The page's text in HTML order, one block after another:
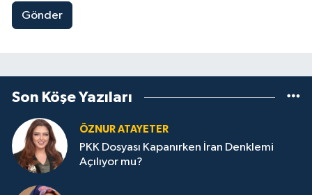
Gönder
Son Köşe Yazıları
ÖZNUR ATAYETER
PKK Dosyası Kapanırken İran Denklemi
Açılıyor mu?